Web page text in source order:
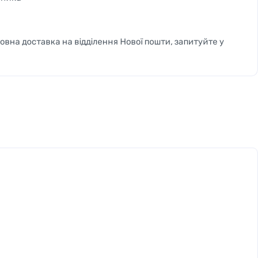
доставка на відділення Нової пошти, запитуйте у